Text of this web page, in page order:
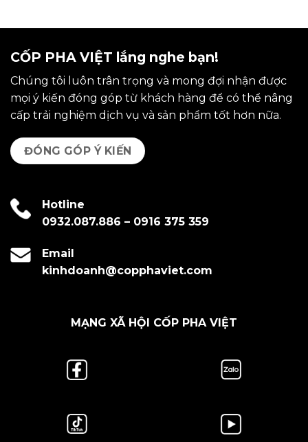
CỐP PHA VIỆT lắng nghe bạn!
Chúng tôi luôn trân trọng và mong đợi nhận được
mọi ý kiến đóng góp từ khách hàng để có thể nâng
cấp trải nghiệm dịch vụ và sản phẩm tốt hơn nữa.
ĐÓNG GÓP Ý KIẾN
Hotline
0932.087.886 – 0916 375 359
Email
kinhdoanh@copphaviet.com
MẠNG XÃ HỘI CỐP PHA VIỆT